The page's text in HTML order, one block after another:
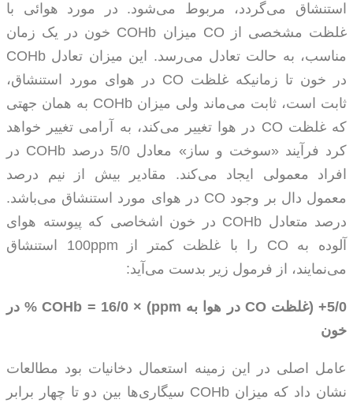
استنشاق می‌گردد، مربوط می‌شود. در مورد هوائی با
غلظت مشخصی از CO میزان COHb خون در یک زمان
مناسب، به حالت تعادل می‌رسد. این میزان تعادل COHb
در خون تا زمانیکه غلظت CO در هوای مورد استنشاق،
ثابت است، ثابت می‌ماند ولی میزان COHb به همان جهتی
که غلظت CO در هوا تغییر می‌کند، به آرامی تغییر خواهد
کرد فرآیند «سوخت و ساز» معادل 5/0 درصد
COHb در
افراد معمولی ایجاد می‌کند. مقادیر بیش از نیم درصد
معمول دال بر وجود CO در هوای مورد استنشاق می‌باشد.
درصد متعادل COHb در خون اشخاصی که پیوسته هوای
آلوده به CO را با غلظت کمتر از ppm
100 استنشاق
می‌نمایند، از فرمول زیر بدست می‌آید:
5/0+ (غلظت CO در هوا به ppm
) × 16/0 =
COHb% در
خون
عامل اصلی در این زمینه استعمال دخانیات بود مطالعات
نشان داد که میزانCOHb سیگاری‌ها بین دو تا چهار برابر